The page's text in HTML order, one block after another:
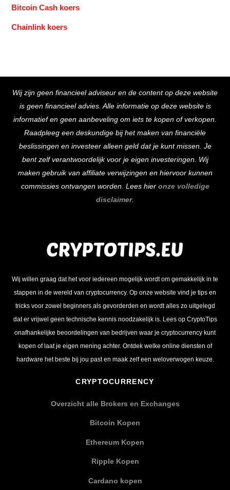
Bitcoin Cash koers
Chainlink koers
To
Top
Wij zijn geen financieel adviseur en de content op deze website
is geen financieel advies. Alle informatie op deze website is
informatief en geen aanbeveling om iets te kopen of verkopen.
Raadpleeg een deskundige bij het maken van financiële
beslissingen en investeer alleen geld dat je kunt missen. Je
bent zelf verantwoordelijk voor je eigen investeringen. Wij
maken gebruik van affiliate verwijzingen en hiervoor kunnen
commissies ontvangen worden. Lees hier onze volledige
disclaimer.
Wij willen graag dat het voor iedereen mogelijk wordt om gemakkelijk in te
stappen in de wereld van cryptocurrency. Op onze website vind je tips en
tricks voor zowel beginners als gevorderden en wordt alles zo uitgelegd
dat er vrijwel geen technische kennis noodzakelijk is. Lees op CryptoTips
onafhankelijke beoordelingen van bedrijven waar je cryptocurrency kunt
kopen of laat je eigen mening achter. Ontdek welke online diensten of
hardware het beste bij jou past en maak zelf een weloverwogen keuze.
CRYPTOCURRENCY
Overzicht alle Brokers en Exchanges
Bitcoin Kopen
Ethereum Kopen
Ripple Kopen
Cardano kopen